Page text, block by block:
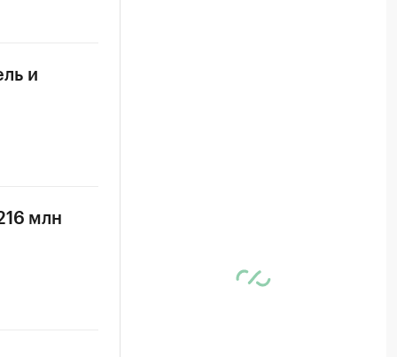
и
млн